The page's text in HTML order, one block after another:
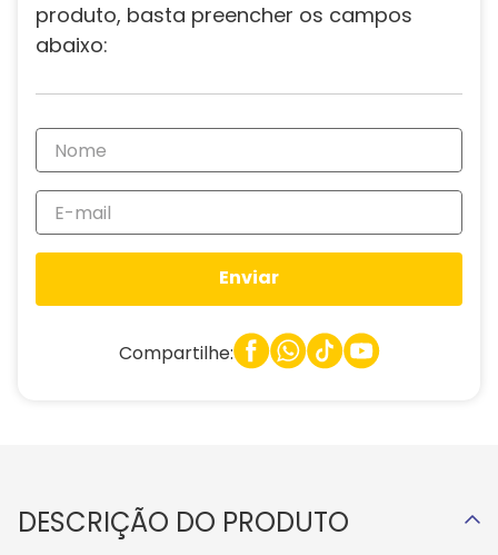
produto, basta preencher os campos
abaixo:
Enviar
Compartilhe:
DESCRIÇÃO DO PRODUTO